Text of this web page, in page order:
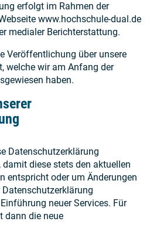
erfolgt im Rahmen der
www.hochschule-dual.de
medialer Berichterstattung.
Veröffentlichung über unsere
welche wir am Anfang der
haben.
Datenschutzerklärung
diese stets den aktuellen
entspricht oder um Änderungen
neuer Services. Für
dann die neue